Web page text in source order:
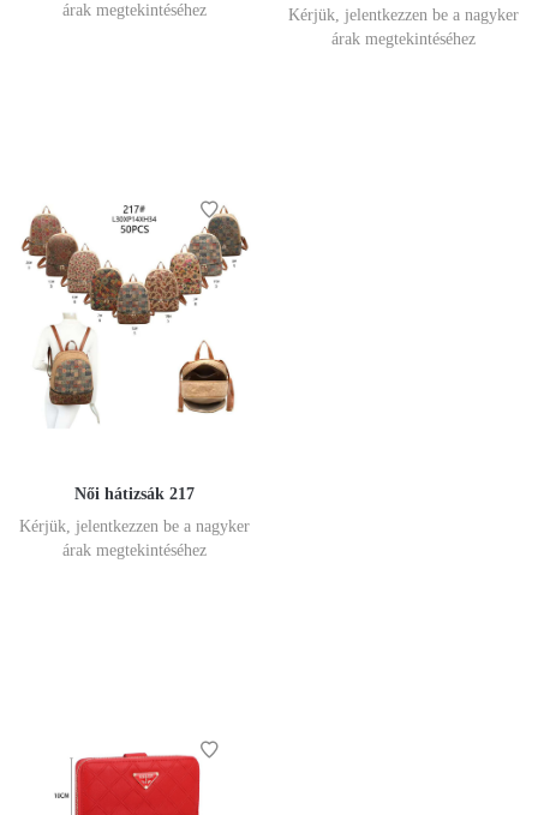
árak megtekintéséhez
Kérjük, jelentkezzen be a nagyker
árak megtekintéséhez
Női hátizsák 217
Kérjük, jelentkezzen be a nagyker
árak megtekintéséhez